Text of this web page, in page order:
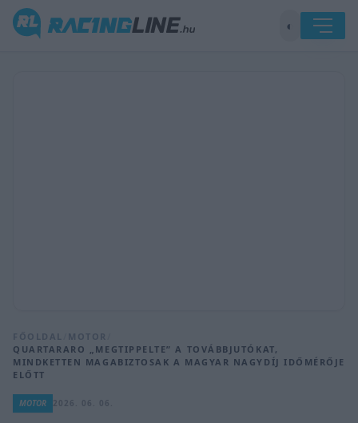
◐
FŐOLDAL MOTOR
QUARTARARO „MEGTIPPELTE” A TOVÁBBJUTÓKAT,
MINDKETTEN MAGABIZTOSAK A MAGYAR NAGYDÍJ IDŐMÉRŐJE
ELŐTT
MOTOR